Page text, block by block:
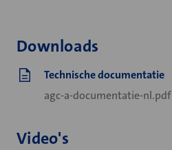
Downloads
Technische documentatie
agc-a-documentatie-nl.pdf
Video's